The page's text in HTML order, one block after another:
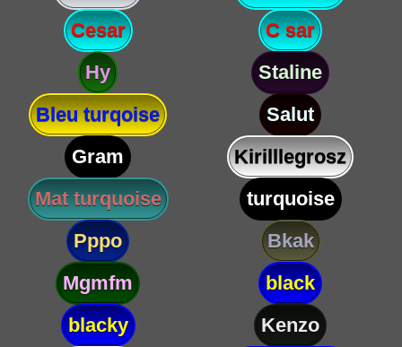
Cesar
C sar
Hy
Staline
Bleu turqoise
Salut
Gram
Kirilllegrosz
Mat turquoise
turquoise
Pppo
Bkak
Mgmfm
black
blacky
Kenzo